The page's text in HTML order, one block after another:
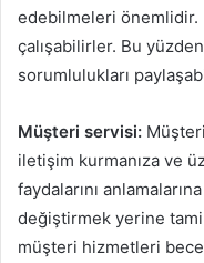
edebilmeleri
çalışabilirler. Bu
sorumlulukları
Müşteri servisi:
iletişim kurmanıza ve
faydalarını
değiştirmek yerine
müşteri hizmetleri